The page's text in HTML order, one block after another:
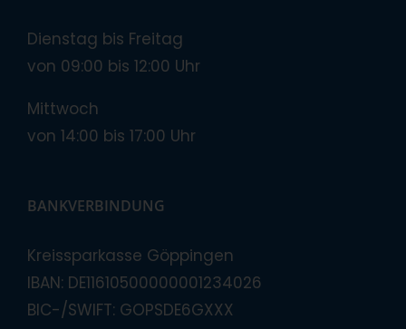
Dienstag bis Freitag
von 09:00 bis 12:00 Uhr
Mittwoch
von 14:00 bis 17:00 Uhr
BANKVERBINDUNG
Kreissparkasse Göppingen
IBAN: DE11610500000001234026
BIC-/SWIFT: GOPSDE6GXXX